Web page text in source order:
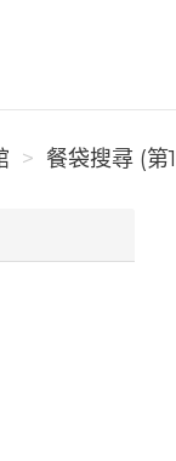
餐袋搜尋 (第